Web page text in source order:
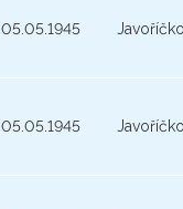
05.05.1945
05.05.1945